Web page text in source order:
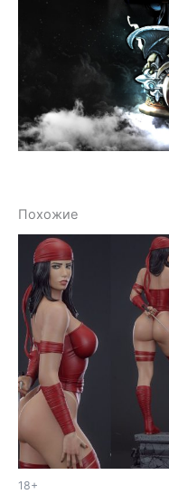
Похожие
18+